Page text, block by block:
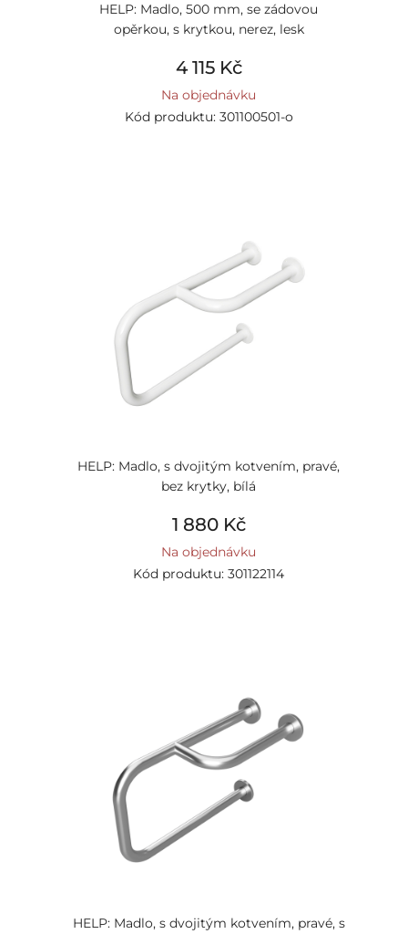
HELP: Madlo, 500 mm, se zádovou
opěrkou, s krytkou, nerez, lesk
4 115 Kč
Na objednávku
Kód produktu: 301100501-o
HELP: Madlo, s dvojitým kotvením, pravé,
bez krytky, bílá
1 880 Kč
Na objednávku
Kód produktu: 301122114
HELP: Madlo, s dvojitým kotvením, pravé, s